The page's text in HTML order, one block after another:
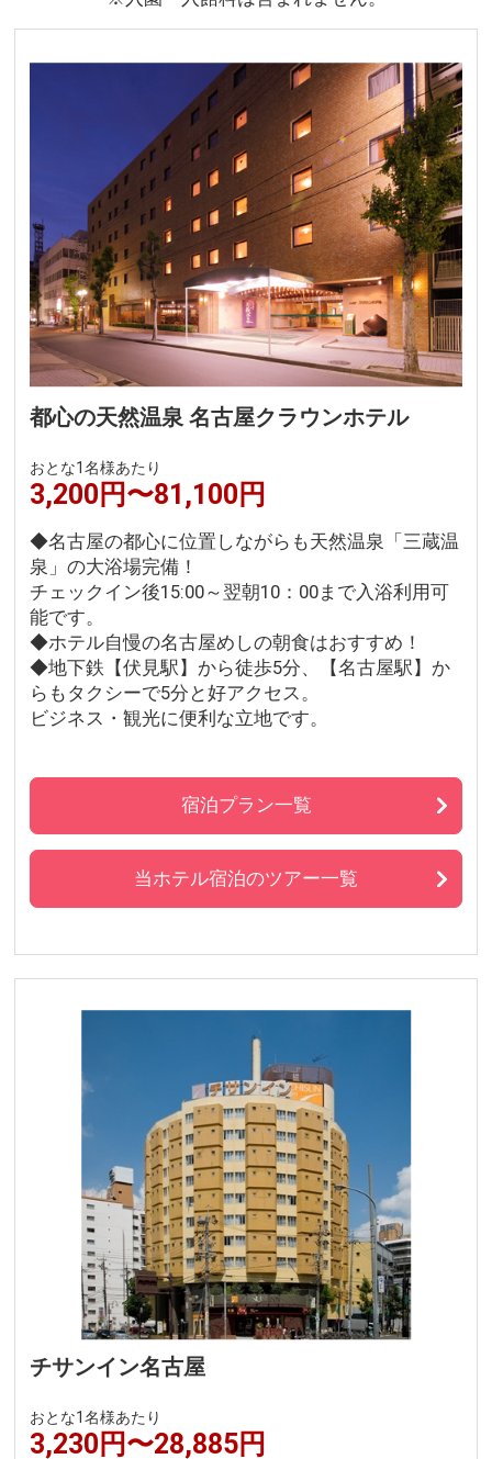
都心の天然温泉 名古屋クラウンホテル
おとな1名様あたり
3,200円〜81,100円
◆名古屋の都心に位置しながらも天然温泉「三蔵温
泉」の大浴場完備！
チェックイン後15:00～翌朝10：00まで入浴利用可
能です。
◆ホテル自慢の名古屋めしの朝食はおすすめ！
◆地下鉄【伏見駅】から徒歩5分、【名古屋駅】か
らもタクシーで5分と好アクセス。
ビジネス・観光に便利な立地です。
宿泊プラン一覧
当ホテル宿泊のツアー一覧
チサンイン名古屋
おとな1名様あたり
3,230円〜28,885円